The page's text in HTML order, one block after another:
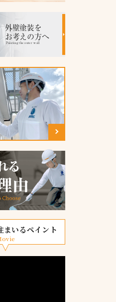
外壁塗装を
お考えの方へ
Painting the outer wall
まいるペイント